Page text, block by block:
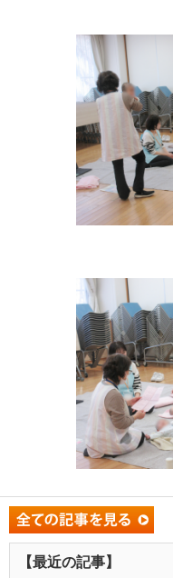
【最近の記事】